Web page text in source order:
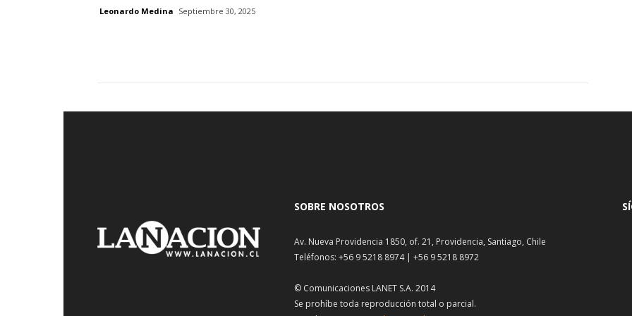
Leonardo Medina Septiembre 30, 2025
SOBRE NOSOTROS
Av. Nueva Providencia 1850, of. 21, Providencia, Santiago, Chile
Teléfonos: +56 9 5218 8974 | +56 9 5218 8972
© Comunicaciones LANET S.A. 2014
Se prohíbe toda reproducción total o parcial.